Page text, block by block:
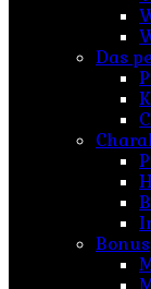
Das
Bonus